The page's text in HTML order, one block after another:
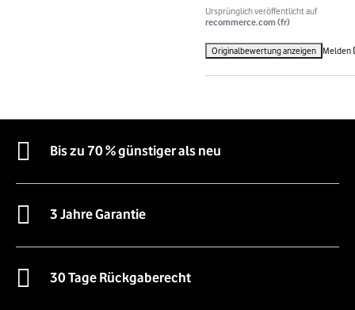
Ursprünglich veröffentlicht auf
recommerce.com (fr)
Originalbewertung anzeigen Melden
Bis zu 70 % günstiger als neu
3 Jahre Garantie
30 Tage Rückgaberecht